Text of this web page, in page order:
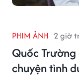
PHIM ẢNH 2 giờ
Quốc
chuyện tình